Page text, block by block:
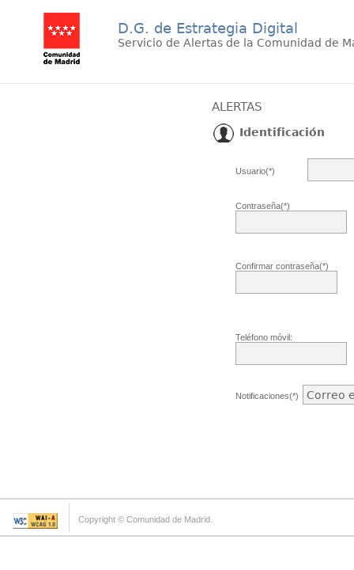
D.G. de Estrategia Digital
Servicio de Alertas de la Comunidad de
ALERTAS
Identificación
Usuario(*)
Contraseña(*)
Confirmar contraseña(*)
Teléfono móvil:
Notificaciones(*)
Copyright © Comunidad de Madrid.